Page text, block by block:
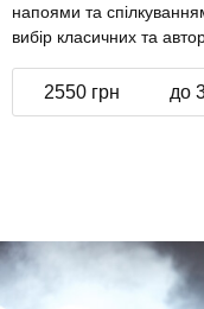
напоями та
вибір класичних та
2550 грн до